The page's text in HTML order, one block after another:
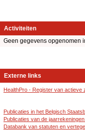
Activiteiten
Geen gegevens opgenomen
Externe links
HealthPro - Register van
Publicaties in het Belgisch
Publicaties van de
Databank van statuten en